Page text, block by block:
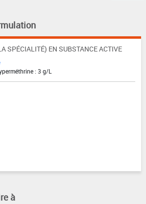
SPÉCIALITÉ) EN SUBSTANCE ACTIVE
: 3 g/L
à